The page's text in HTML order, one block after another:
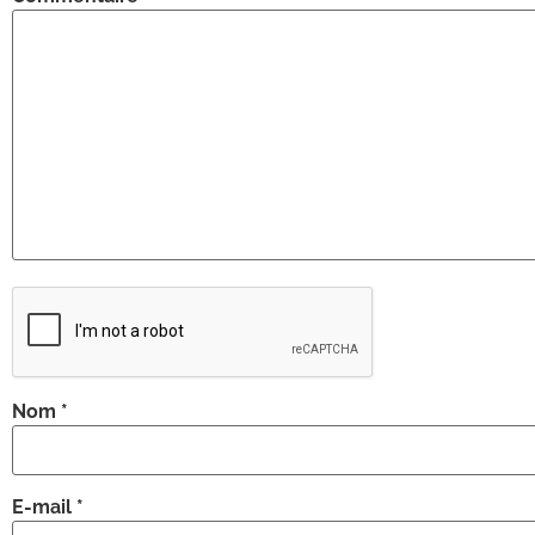
Nom *
E-mail *